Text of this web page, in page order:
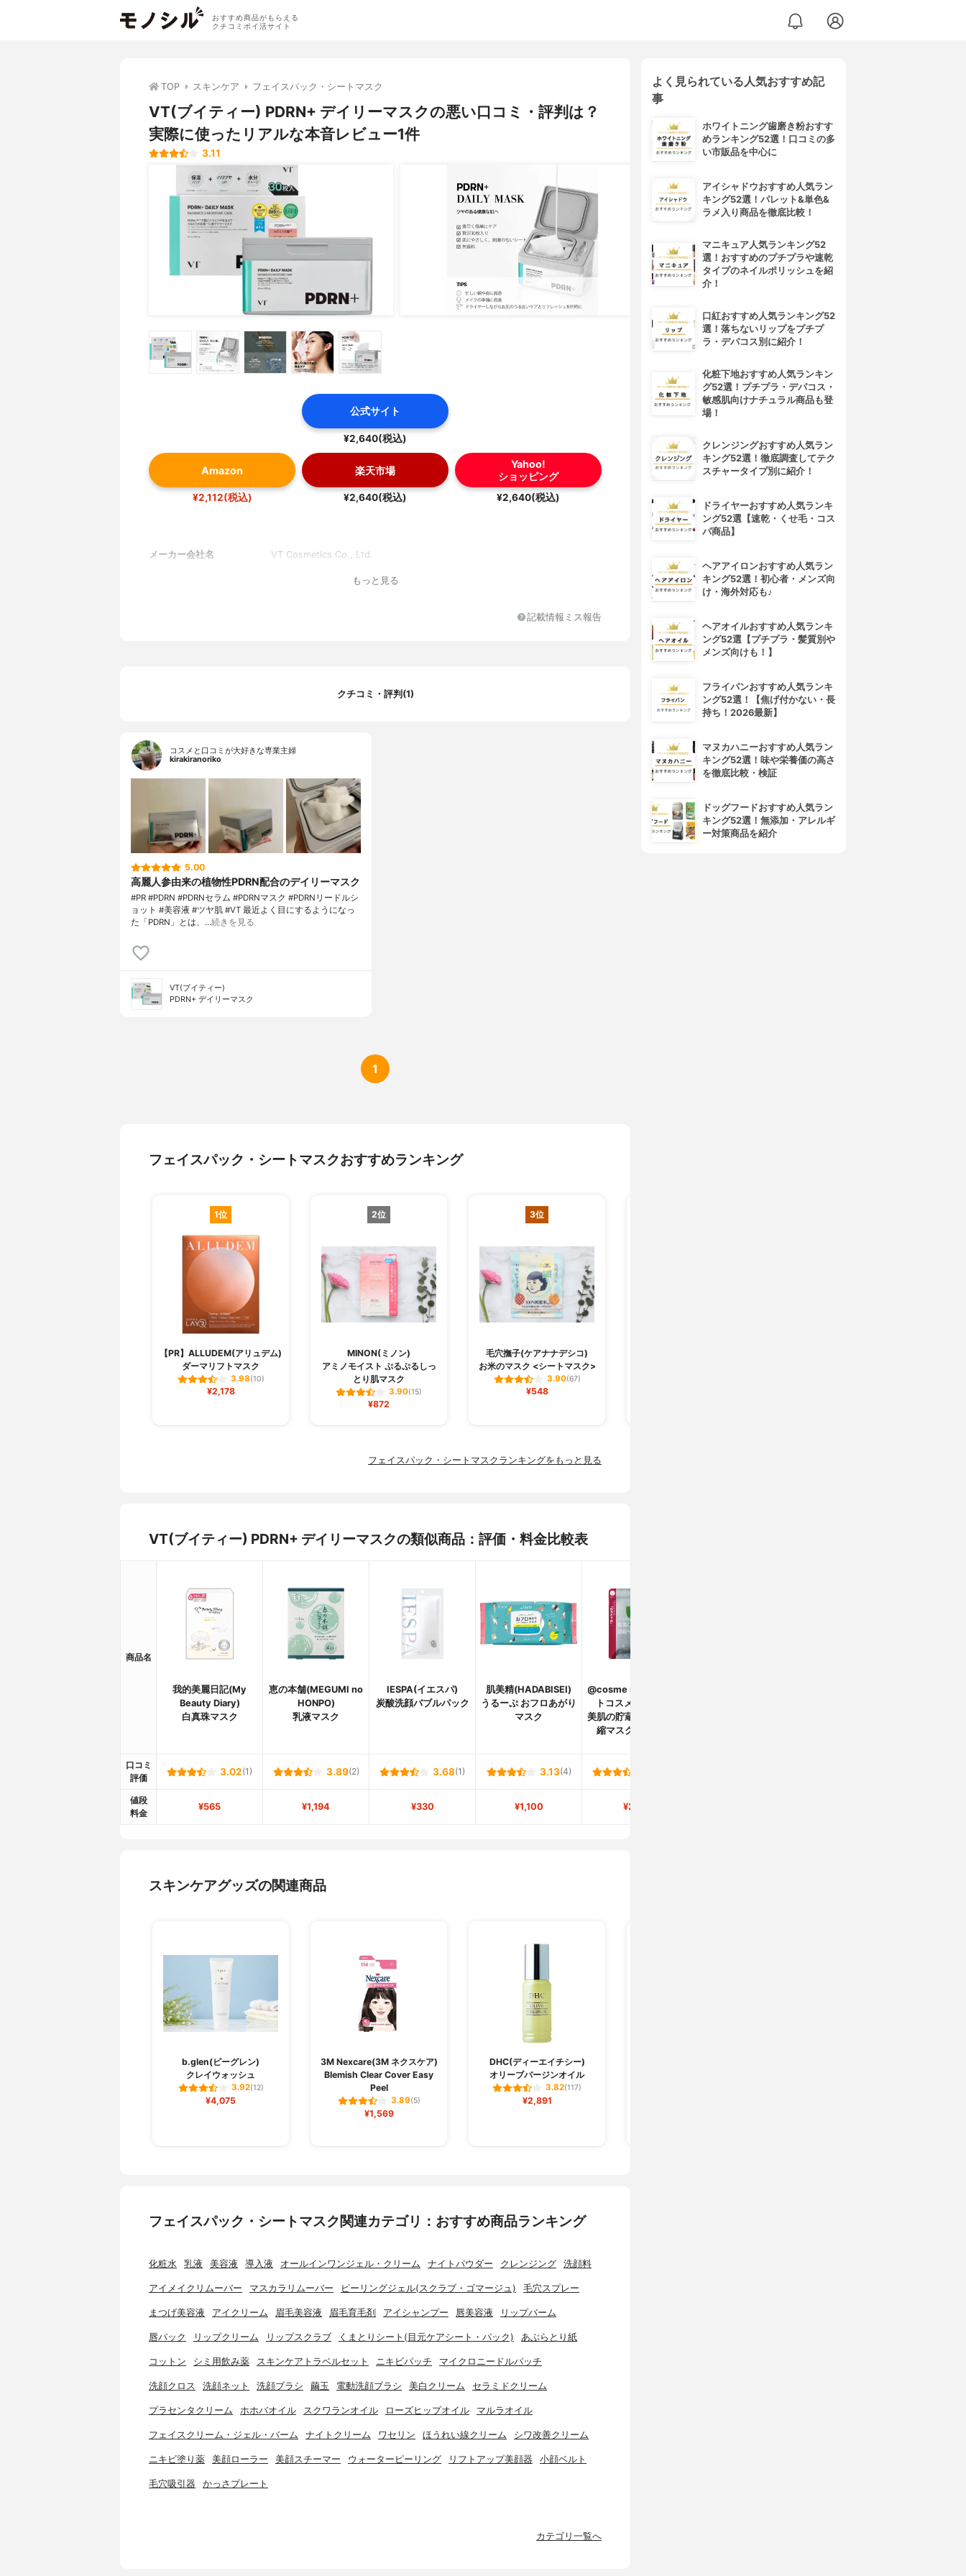
おすすめ商品がもらえる
クチコミポイ活サイト
TOP スキンケア フェイスパック・シートマスク
VT(ブイティー) PDRN+ デイリーマスクの悪い口コミ・評判は？
実際に使ったリアルな本音レビュー1件
3.11
公式サイト
¥2,640(税込)
Amazon
¥2,112(税込)
楽天市場
¥2,640(税込)
Yahoo!
ショッピング
¥2,640(税込)
メーカー会社名 VT Cosmetics Co., Ltd.
もっと見る
記載情報ミス報告
クチコミ・評判(1)
コスメと口コミが大好きな専業主婦
kirakiranoriko
5.00
高麗人参由来の植物性PDRN配合のデイリーマスク
#PR #PDRN #PDRNセラム #PDRNマスク #PDRNリードルシ
ョット #美容液 #ツヤ肌 #VT 最近よく目にするようになっ
た「PDRN」とは、…続きを見る
VT(ブイティー)
PDRN+ デイリーマスク
1
フェイスパック・シートマスクおすすめランキング
1位
【PR】ALLUDEM(アリュデム)
ダーマリフトマスク
3.98(10)
¥2,178
2位
MINON(ミノン)
アミノモイスト ぷるぷるしっ
とり肌マスク
3.90(15)
¥872
3位
毛穴撫子(ケアナナデシコ)
お米のマスク <シートマスク>
3.90(67)
¥548
フェイスパック・シートマスクランキングをもっと見る
VT(ブイティー) PDRN+ デイリーマスクの類似商品：評価・料金比較表
商品名
我的美麗日記(My
Beauty Diary)
白真珠マスク
恵の本舗(MEGUMI no
HONPO)
乳液マスク
IESPA(イエスパ)
炭酸洗顔バブルパック
肌美精(HADABISEI)
うるーぷ おフロあがり
マスク
@cosme nippon(アッ
トコスメニッポン)
美肌の貯蔵庫 根菜の濃
縮マスク 安納いも
口コミ
評価
3.02(1) 3.89(2) 3.68(1) 3.13(4)
値段
料金
¥565 ¥1,194 ¥330 ¥1,100 ¥200
スキンケアグッズの関連商品
b.glen(ビーグレン)
クレイウォッシュ
3.92(12)
¥4,075
3M Nexcare(3M ネクスケア)
Blemish Clear Cover Easy
Peel
3.89(5)
¥1,569
DHC(ディーエイチシー)
オリーブバージンオイル
3.82(117)
¥2,891
フェイスパック・シートマスク関連カテゴリ：おすすめ商品ランキング
化粧水 乳液 美容液 導入液 オールインワンジェル・クリーム ナイトパウダー クレンジング 洗顔料
アイメイクリムーバー マスカラリムーバー ピーリングジェル(スクラブ・ゴマージュ) 毛穴スプレー
まつげ美容液 アイクリーム 眉毛美容液 眉毛育毛剤 アイシャンプー 唇美容液 リップバーム
唇パック リップクリーム リップスクラブ くまとりシート(目元ケアシート・パック) あぶらとり紙
コットン シミ用飲み薬 スキンケアトラベルセット ニキビパッチ マイクロニードルパッチ
洗顔クロス 洗顔ネット 洗顔ブラシ 繭玉 電動洗顔ブラシ 美白クリーム セラミドクリーム
プラセンタクリーム ホホバオイル スクワランオイル ローズヒップオイル マルラオイル
フェイスクリーム・ジェル・バーム ナイトクリーム ワセリン ほうれい線クリーム シワ改善クリーム
ニキビ塗り薬 美顔ローラー 美顔スチーマー ウォーターピーリング リフトアップ美顔器 小顔ベルト
毛穴吸引器 かっさプレート
カテゴリ一覧へ
よく見られている人気おすすめ記
事
ホワイトニング歯磨き粉おすす
めランキング52選！口コミの多
い市販品を中心に
アイシャドウおすすめ人気ラン
キング52選！パレット&単色&
ラメ入り商品を徹底比較！
マニキュア人気ランキング52
選！おすすめのプチプラや速乾
タイプのネイルポリッシュを紹
介！
口紅おすすめ人気ランキング52
選！落ちないリップをプチプ
ラ・デパコス別に紹介！
化粧下地おすすめ人気ランキン
グ52選！プチプラ・デパコス・
敏感肌向けナチュラル商品も登
場！
クレンジングおすすめ人気ラン
キング52選！徹底調査してテク
スチャータイプ別に紹介！
ドライヤーおすすめ人気ランキ
ング52選【速乾・くせ毛・コス
パ商品】
ヘアアイロンおすすめ人気ラン
キング52選！初心者・メンズ向
け・海外対応も♪
ヘアオイルおすすめ人気ランキ
ング52選【プチプラ・髪質別や
メンズ向けも！】
フライパンおすすめ人気ランキ
ング52選！【焦げ付かない・長
持ち！2026最新】
マヌカハニーおすすめ人気ラン
キング52選！味や栄養価の高さ
を徹底比較・検証
ドッグフードおすすめ人気ラン
キング52選！無添加・アレルギ
ー対策商品を紹介